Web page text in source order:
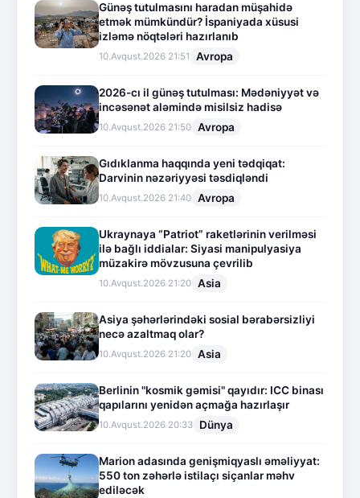
Günəş tutulmasını haradan müşahidə
etmək mümkündür? İspaniyada xüsusi
izləmə nöqtələri hazırlanıb
10.Avqust.2026 21:51 Avropa
2026-cı il günəş tutulması: Mədəniyyət və
incəsənət aləmində misilsiz hadisə
10.Avqust.2026 21:50 Avropa
Gıdıklanma haqqında yeni tədqiqat:
Darvinin nəzəriyyəsi təsdiqləndi
10.Avqust.2026 21:40 Avropa
Ukraynaya “Patriot” raketlərinin verilməsi
ilə bağlı iddialar: Siyasi manipulyasiya
müzakirə mövzusuna çevrilib
10.Avqust.2026 21:20 Asia
Asiya şəhərlərindəki sosial bərabərsizliyi
necə azaltmaq olar?
10.Avqust.2026 21:20 Asia
Berlinin "kosmik gəmisi" qayıdır: ICC binası
qapılarını yenidən açmağa hazırlaşır
10.Avqust.2026 20:33 Dünya
Marion adasında genişmiqyaslı əməliyyat:
550 ton zəhərlə istilaçı siçanlar məhv
ediləcək